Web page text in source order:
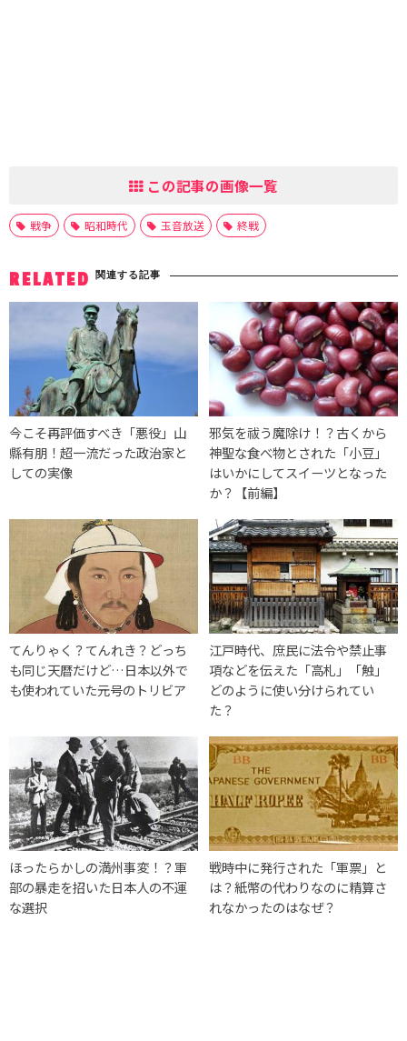
この記事の画像一覧
戦争 昭和時代 玉音放送 終戦
RELATED 関連する記事
今こそ再評価すべき「悪役」山
縣有朋！超一流だった政治家と
しての実像
邪気を祓う魔除け！？古くから
神聖な食べ物とされた「小豆」
はいかにしてスイーツとなった
か？【前編】
てんりゃく？てんれき？どっち
も同じ天暦だけど…日本以外で
も使われていた元号のトリビア
江戸時代、庶民に法令や禁止事
項などを伝えた「高札」「触」
どのように使い分けられてい
た？
ほったらかしの満州事変！？軍
部の暴走を招いた日本人の不運
な選択
戦時中に発行された「軍票」と
は？紙幣の代わりなのに精算さ
れなかったのはなぜ？